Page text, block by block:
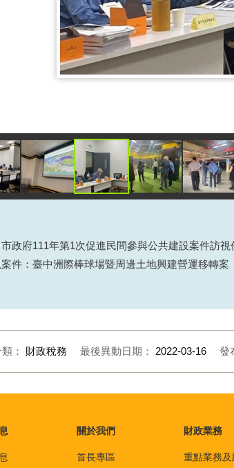
政府111年第1次促進民間參與公共建設案件訪視
件：臺中洲際棒球場暨周邊土地興建營運移轉案
： 財政稅務 最後異動日期： 2022-03-16 發
關於我們
首長專區
財政業務
重點業務及